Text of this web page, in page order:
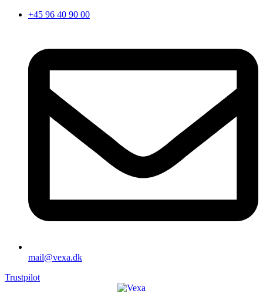
Videre+45 96 40 90 00
mail@vexa.dk
Trustpilot